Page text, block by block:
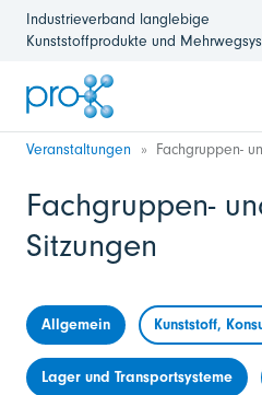
Industrieverband langlebige
Kunststoffprodukte und
Veranstaltungen Fachgruppen-
Fachgruppen-
Sitzungen
Allgemein Kunststoff,
Lager und Transportsysteme